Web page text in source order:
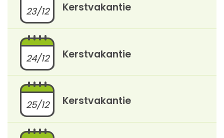
23/12 Kerstvakantie
24/12 Kerstvakantie
25/12 Kerstvakantie